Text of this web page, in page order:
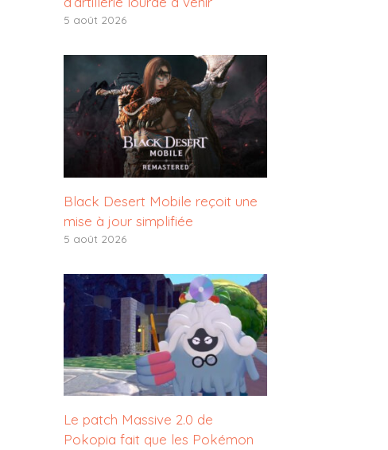
5 août 2026
Black Desert Mobile reçoit une
mise à jour simplifiée
5 août 2026
Le patch Massive 2.0 de
Pokopia fait que les Pokémon